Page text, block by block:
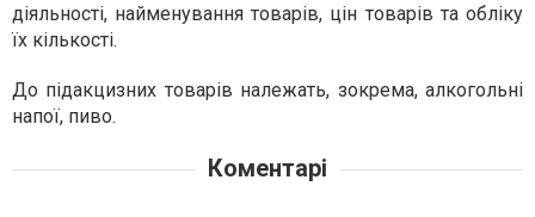
діяльності, найменування товарів, цін товарів та обліку
їх кількості.
До підакцизних товарів належать, зокрема, алкогольні
напої, пиво.
Коментарі